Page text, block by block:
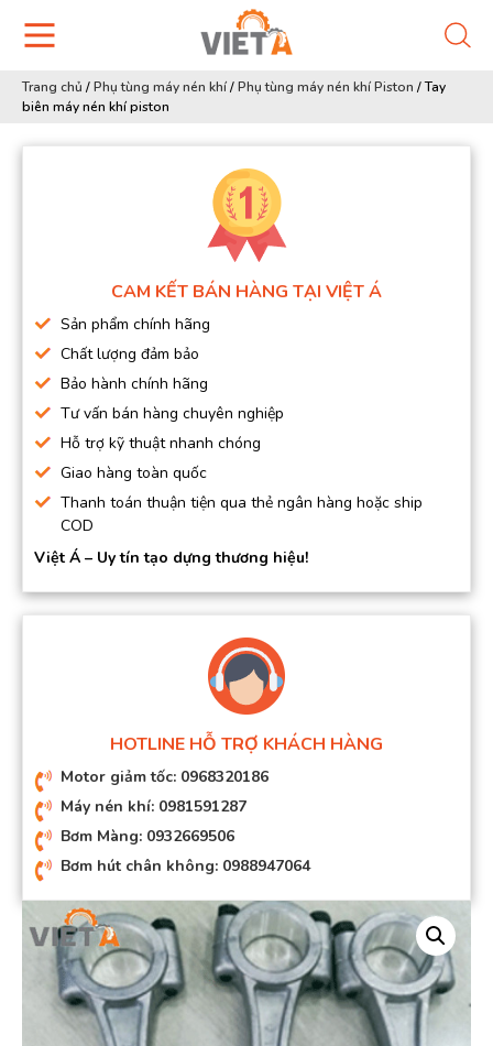
Trang chủ /Phụ tùng máy nén khí/Phụ tùng máy nén khí Piston /Tay
biên máy nén khí piston
CAM KẾT BÁN HÀNG TẠI VIỆT Á
Sản phẩm chính hãng
Chất lượng đảm bảo
Bảo hành chính hãng
Tư vấn bán hàng chuyên nghiệp
Hỗ trợ kỹ thuật nhanh chóng
Giao hàng toàn quốc
Thanh toán thuận tiện qua thẻ ngân hàng hoặc ship
COD
Việt Á – Uy tín tạo dựng thương hiệu!
HOTLINE HỖ TRỢ KHÁCH HÀNG
Motor giảm tốc: 0968320186
Máy nén khí: 0981591287
Bơm Màng: 0932669506
Bơm hút chân không: 0988947064